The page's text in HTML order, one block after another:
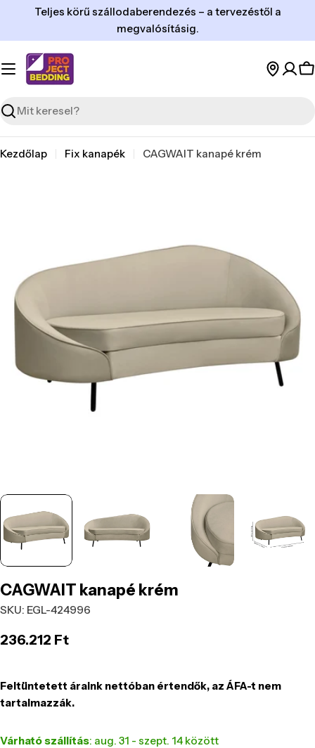
tartalomra
Teljes körű szállodaberendezés – a tervezéstől a
megvalósításig.
Keresés
Kezdőlap Fix kanapék
CAGWAIT kanapé krém
meg a média 0 modált
CAGWAIT kanapé krém
SKU: EGL-424996
Normál
236.212 Ft
Feltüntetett áraink nettóban értendők, az ÁFA-t nem
tartalmazzák.
Várható szállítás: aug. 31 - szept. 14 között